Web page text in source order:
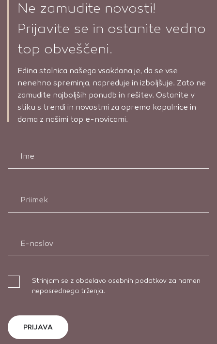
Ne zamudite novosti!
Prijavite se in ostanite vedno
top obveščeni.
Edina stalnica našega vsakdana je, da se vse
nenehno spreminja, napreduje in izboljšuje. Zato ne
zamudite najboljših ponudb in rešitev. Ostanite v
stiku s trendi in novostmi za opremo kopalnice in
doma z našimi top e-novicami.
Ime
Priimek
E-naslov
Strinjam se z obdelavo osebnih podatkov za namen
neposrednega trženja.
PRIJAVA